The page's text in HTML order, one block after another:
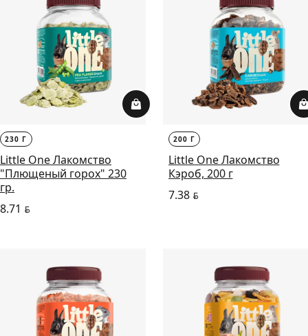
230 Г
Little One Лакомство
"Плющеный горох" 230
гр.
8.71 BYN
200 Г
Little One Лакомство
Кэроб, 200 г
7.38BYN